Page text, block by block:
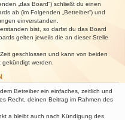
„das Board“) schließt du einen
ab (im Folgenden „Betreiber“) und
einverstanden.
bist, so darfst du das Board
gelten jeweils die an dieser Stelle
geschlossen und kann von beiden
werden.
Betreiber ein einfaches, zeitlich und
Recht, deinen Beitrag im Rahmen des
a bleibt auch nach Kündigung des